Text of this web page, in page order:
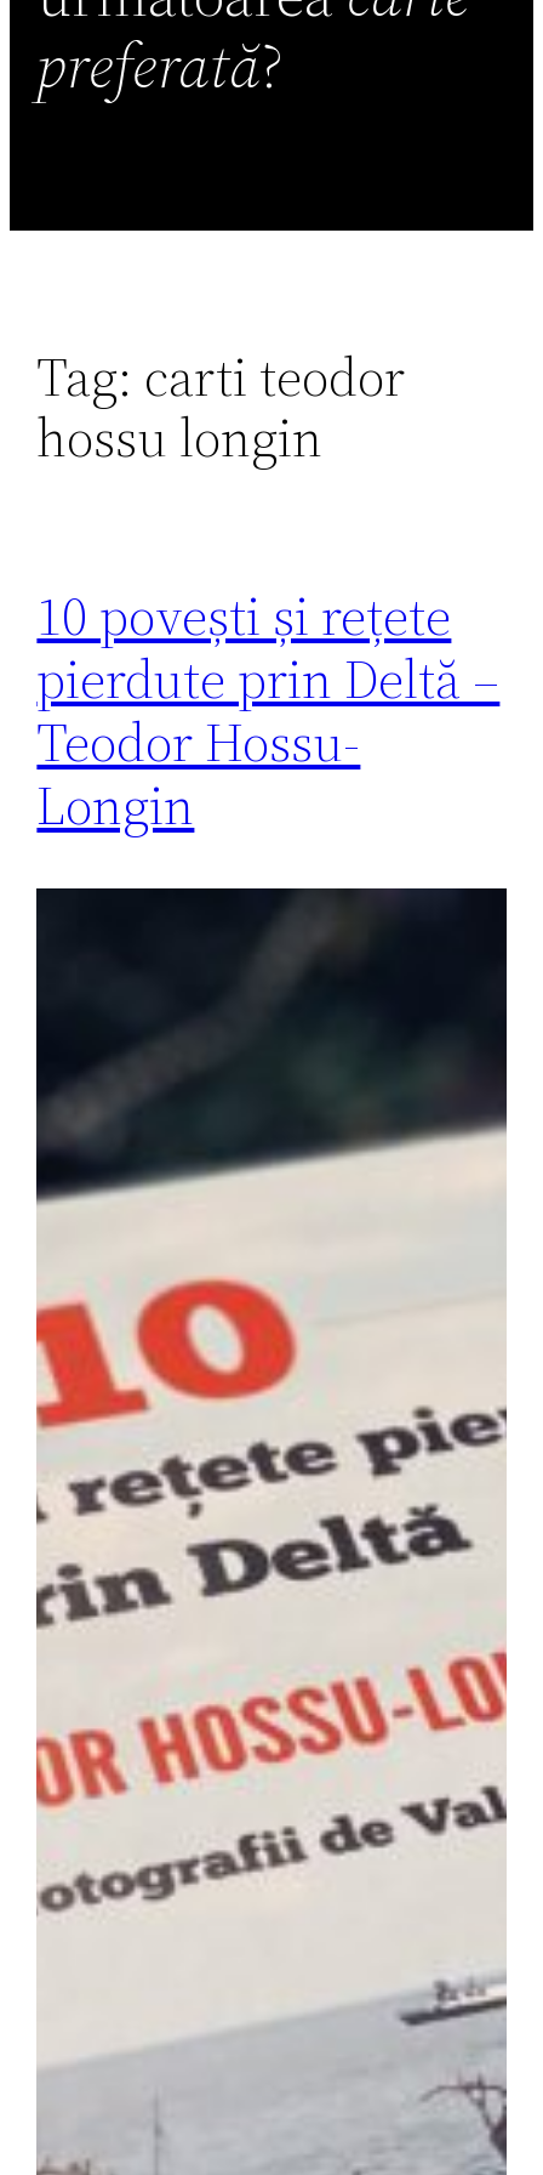
preferată?
Tag: carti teodor
hossu longin
10 povești și rețete
pierdute prin Deltă –
Teodor Hossu-
Longin